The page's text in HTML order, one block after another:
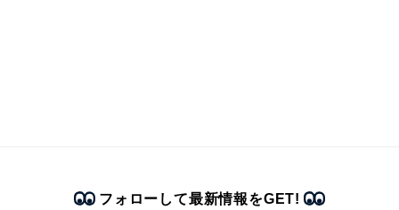
フォローして最新情報をGET!